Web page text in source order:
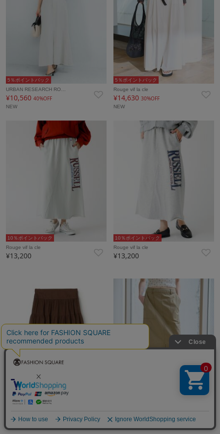
5％ポイントバック
URBAN RESEARCH RO…
¥10,560 40%OFF
NEW
5％ポイントバック
Rouge vif la cle
¥14,63030%OFF
NEW
10％ポイントバック
Rouge vif la cle
¥13,200
10％ポイントバック
Rouge vif la cle
¥13,200
10％ポイントバック
TOMORROWLAND GOODS